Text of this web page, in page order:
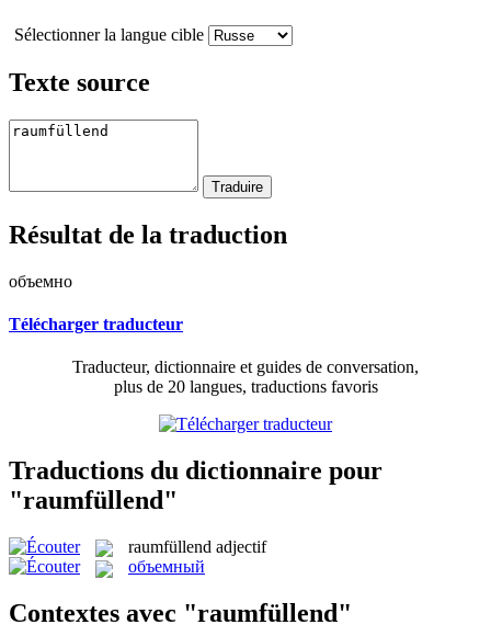
Sélectionner la langue cible
Texte source
Résultat de la traduction
объемно
Télécharger traducteur
Traducteur, dictionnaire et guides de conversation,
plus de 20 langues, traductions favoris
Traductions du dictionnaire pour
"raumfüllend"
raumfüllend adjectif
объемный
Contextes avec "raumfüllend"